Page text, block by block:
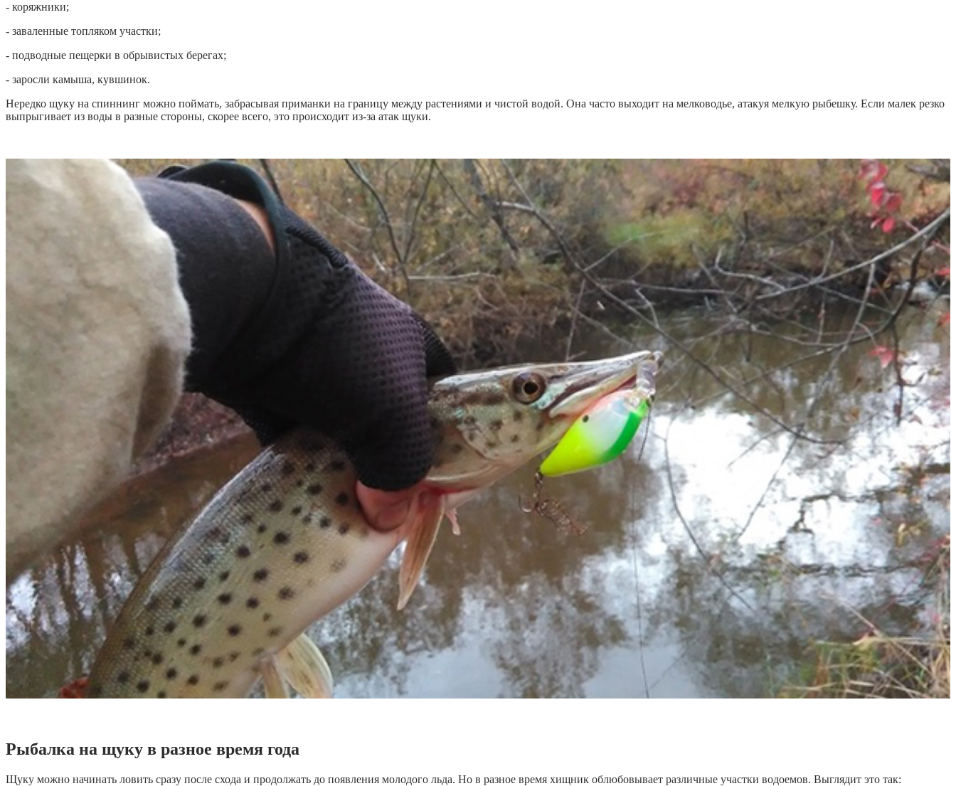
- коряжники;
- заваленные топляком участки;
- подводные пещерки в обрывистых берегах;
- заросли камыша, кувшинок.
Нередко щуку на спиннинг можно поймать, забрасывая приманки на границу между растениями и чистой водой. Она часто выходит на мелководье, атакуя мелкую рыбешку. Если малек резко
выпрыгивает из воды в разные стороны, скорее всего, это происходит из-за атак щуки.
Рыбалка на щуку в разное время года
Щуку можно начинать ловить сразу после схода и продолжать до появления молодого льда. Но в разное время хищник облюбовывает различные участки водоемов. Выглядит это так: